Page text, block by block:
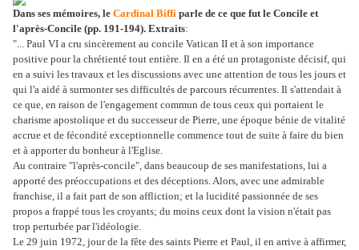
Dans ses mémoires, le Cardinal Biffi parle de ce que fut le Concile et
l'après-Concile (pp. 191-194). Extraits:
"... Paul VI a cru sincèrement au concile Vatican II et à son importance
positive pour la chrétienté tout entière. Il en a été un protagoniste décisif, qui
en a suivi les travaux et les discussions avec une attention de tous les jours et
qui l'a aidé à surmonter ses difficultés de parcours récurrentes. Il s'attendait à
ce que, en raison de l'engagement commun de tous ceux qui portaient le
charisme apostolique et du successeur de Pierre, une époque bénie de vitalité
accrue et de fécondité exceptionnelle commence tout de suite à faire du bien
et à apporter du bonheur à l'Eglise.
Au contraire "l'après-concile", dans beaucoup de ses manifestations, lui a
apporté des préoccupations et des déceptions. Alors, avec une admirable
franchise, il a fait part de son affliction; et la lucidité passionnée de ses
propos a frappé tous les croyants; du moins ceux dont la vision n'était pas
trop perturbée par l'idéologie.
Le 29 juin 1972, jour de la fête des saints Pierre et Paul, il en arrive à affirmer,